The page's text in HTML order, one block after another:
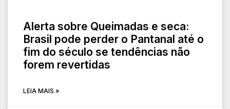
Alerta sobre Queimadas e seca:
Brasil pode perder o Pantanal até o
fim do século se tendências não
forem revertidas
LEIA MAIS »